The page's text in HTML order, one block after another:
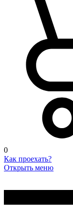
0
Как проехать?
Открыть меню